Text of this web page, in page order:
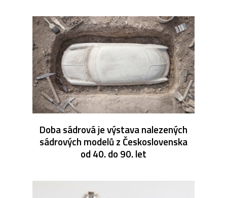
Doba sádrová je výstava nalezených
sádrových modelů z Československa
od 40. do 90. let